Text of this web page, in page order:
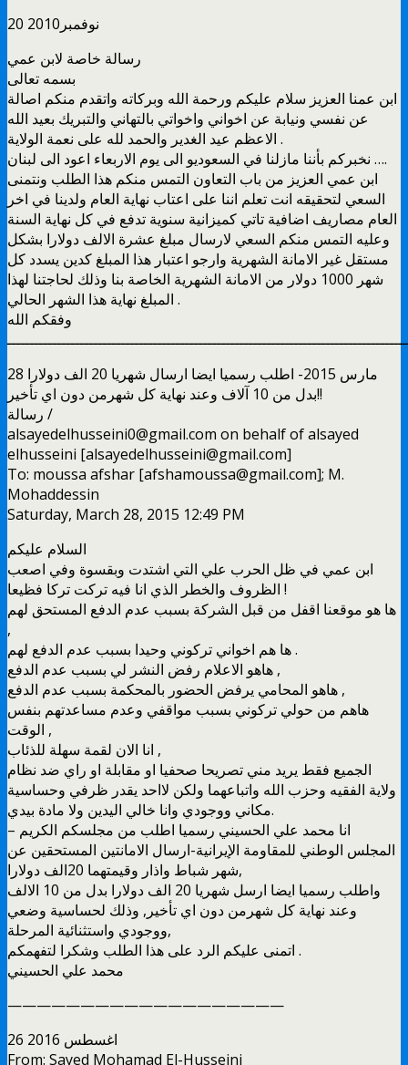
20 نوفمبر2010
رسالة خاصة لابن عمي
بسمه تعالى
ابن عمنا العزيز سلام عليكم ورحمة الله وبركاته واتقدم منكم اصالة
عن نفسي ونيابة عن اخواني واخواتي بالتهاني والتبريك بعيد الله
الاعظم عيد الغدير والحمد لله على نعمة الولاية .
نخبركم بأننا مازلنا في السعوديو الى يوم الاربعاء اعود الى لبنان ….
ابن عمي العزيز من باب التعاون التمس منكم هذا الطلب ونتمنى
السعي لتحقيقه انت تعلم اننا على اعتاب نهاية العام ولدينا في اخر
العام مصاريف اضافية تاتي كميزانية سنوية تدفع في كل نهاية السنة
وعليه التمس منكم السعي لارسال مبلغ عشرة الالف دولارا بشكل
مستقل غير الامانة الشهرية وارجو اعتبار هذا المبلغ كدين يسدد كل
شهر 1000 دولار من الامانة الشهرية الخاصة بنا وذلك لحاجتنا لهذا
المبلغ نهاية هذا الشهر الحالي .
وفقكم الله
28 مارس 2015- اطلب رسميا ايضا ارسال شهريا 20 الف دولارا
بدل من 10 آلاف وعند نهاية كل شهرمن دون اي تأخير!!
رسالة /
alsayedelhusseini0@gmail.com on behalf of alsayed
elhusseini [alsayedelhusseini@gmail.com]
To: moussa afshar ‎[afshamoussa@gmail.com]‎‎; M.
Mohaddessin
Saturday, March 28, 2015 12:49 PM
السلام عليكم
ابن عمي في ظل الحرب علي التي اشتدت وبقسوة وفي اصعب
الظروف والخطر الذي انا فيه تركت تركا فظيعا !
ها هو موقعنا اقفل من قبل الشركة بسبب عدم الدفع المستحق لهم
,
ها هم اخواني تركوني وحيدا بسبب عدم الدفع لهم .
هاهو الاعلام رفض النشر لي بسبب عدم الدفع ,
هاهو المحامي يرفض الحضور بالمحكمة بسبب عدم الدفع ,
هاهم من حولي تركوني بسبب مواقفي وعدم مساعدتهم بنفس
الوقت ,
انا الان لقمة سهلة للذئاب ,
الجميع فقط يريد مني تصريحا صحفيا او مقابلة او راي ضد نظام
ولاية الفقيه وحزب الله واتباعهما ولكن لااحد يقدر ظرفي وحساسية
مكاني ووجودي وانا خالي اليدين ولا مادة بيدي.
انا محمد علي الحسيني رسميا اطلب من مجلسكم الكريم –
المجلس الوطني للمقاومة الإيرانية-ارسال الامانتين المستحقين عن
شهر شباط واذار وقيمتهما 20الف دولارا,
واطلب رسميا ايضا ارسل شهريا 20 الف دولارا بدل من 10 الالف
وعند نهاية كل شهرمن دون اي تأخير, وذلك لحساسية وضعي
ووجودي واستثنائية المرحلة,
اتمنى عليكم الرد على هذا الطلب وشكرا لتفهمكم .
محمد علي الحسيني
———————————————————
26 اغسطس 2016
From: Sayed Mohamad El-Husseini